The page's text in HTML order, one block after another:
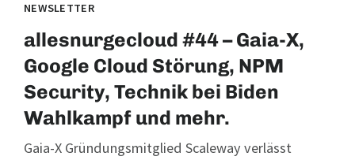
NEWSLETTER
allesnurgecloud #44 – Gaia-X,
Google Cloud Störung, NPM
Security, Technik bei Biden
Wahlkampf und mehr.
Gaia-X Gründungsmitglied Scaleway verlässt